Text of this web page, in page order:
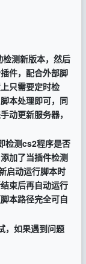
测新版本，然后
件，配合外部脚
只需要定时检
本处理即可，同
动更新服务器，
检测cs2程序是否
加了当插件检测
启动运行脚本时
束后再自动运行
本路径完全可自
，如果遇到问题